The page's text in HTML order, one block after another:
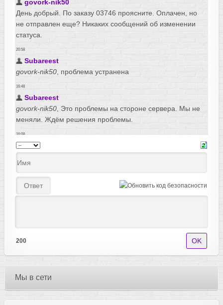
200
Мы в сети